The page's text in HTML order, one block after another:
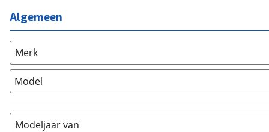
Mountainbike
Overig (0)
Racefiets
Stadsfiets (1)
Tandem
Algemeen
Merk
Model
Modeljaar van